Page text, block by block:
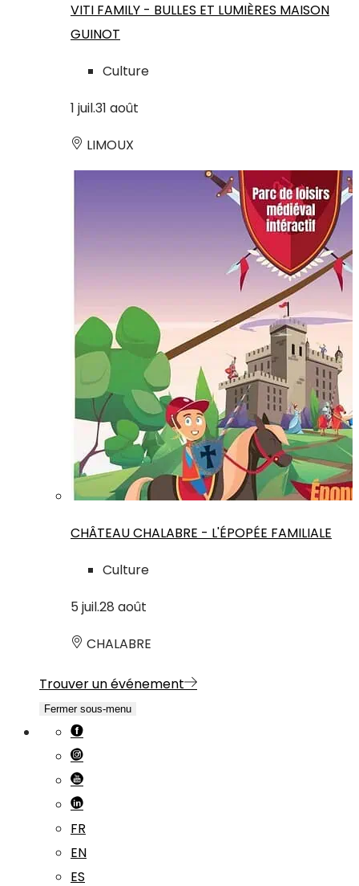
VITI FAMILY - BULLES ET LUMIÈRES MAISON
GUINOT
Culture
1 juil.31 août
LIMOUX
CHÂTEAU CHALABRE - L'ÉPOPÉE FAMILIALE
Culture
5 juil.28 août
CHALABRE
Trouver un événement
Fermer sous-menu
FR
EN
ES